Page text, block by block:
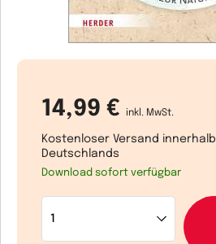
14,99 € inkl. MwSt.
Kostenloser Versand innerhalb
Deutschlands
Download sofort verfügbar